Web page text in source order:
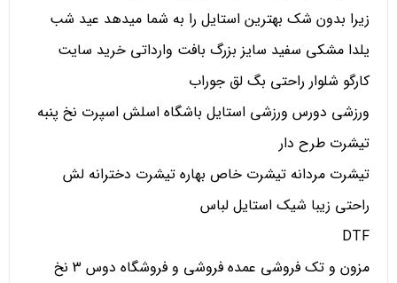
زیرا بدون شک بهترین استایل را به شما میدهد عید شب
یلدا مشکی سفید سایز بزرگ بافت وارداتی خرید سایت
کارگو شلوار راحتی بگ لق جوراب
ورزشی دورس ورزشی استایل باشگاه اسلش اسپرت نخ پنبه
تیشرت طرح دار
تیشرت مردانه تیشرت خاص بهاره تیشرت دخترانه لش
راحتی زیبا شیک استایل لباس
DTF
مزون و تک فروشی عمده فروشی و فروشگاه دوس 3 نخ